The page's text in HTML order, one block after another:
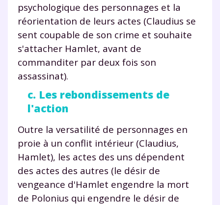
psychologique des personnages et la
réorientation de leurs actes (Claudius se
sent coupable de son crime et souhaite
s'attacher Hamlet, avant de
commanditer par deux fois son
assassinat).
c. Les rebondissements de
l'action
Outre la versatilité de personnages en
proie à un conflit intérieur (Claudius,
Hamlet), les actes des uns dépendent
des actes des autres (le désir de
vengeance d'Hamlet engendre la mort
de Polonius qui engendre le désir de
Envie de progresser
et de réussir votre